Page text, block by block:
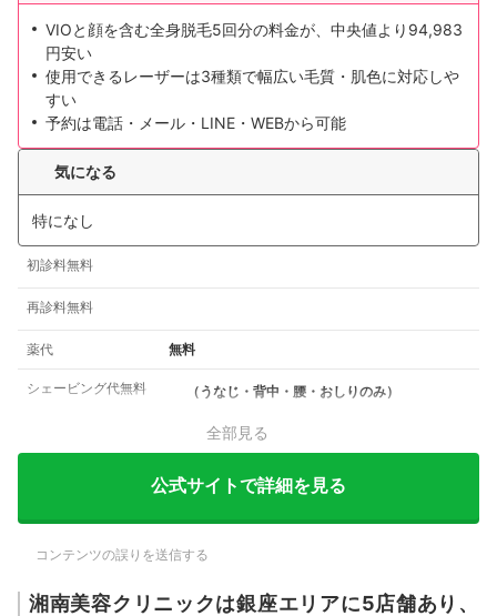
VIOと顔を含む全身脱毛5回分の料金が、中央値より94,983
円安い
使用できるレーザーは3種類で幅広い毛質・肌色に対応しや
すい
予約は電話・メール・LINE・WEBから可能
気になる
特になし
初診料無料
再診料無料
薬代 無料
シェービング代無料 （うなじ・背中・腰・おしりのみ）
全部見る
公式サイトで詳細を見る
コンテンツの誤りを送信する
湘南美容クリニックは銀座エリアに5店舗あり、